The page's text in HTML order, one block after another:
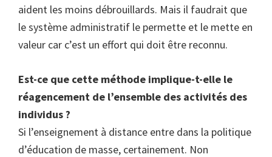
aident les moins débrouillards. Mais il faudrait que
le système administratif le permette et le mette en
valeur car c’est un effort qui doit être reconnu.
Est-ce que cette méthode implique-t-elle le
réagencement de l’ensemble des activités des
individus ?
Si l’enseignement à distance entre dans la politique
d’éducation de masse, certainement. Non